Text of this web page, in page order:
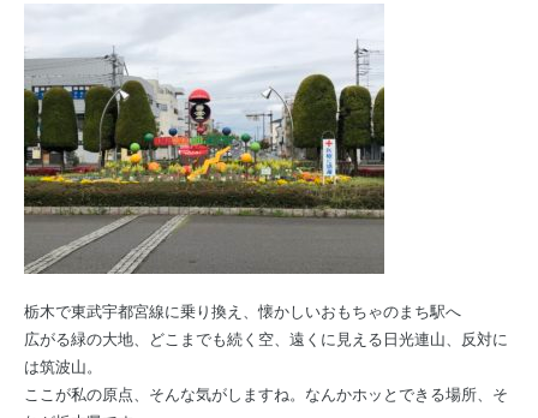
栃木で東武宇都宮線に乗り換え、懐かしいおもちゃのまち駅へ
広がる緑の大地、どこまでも続く空、遠くに見える日光連山、反対に
は筑波山。
ここが私の原点、そんな気がしますね。なんかホッとできる場所、そ